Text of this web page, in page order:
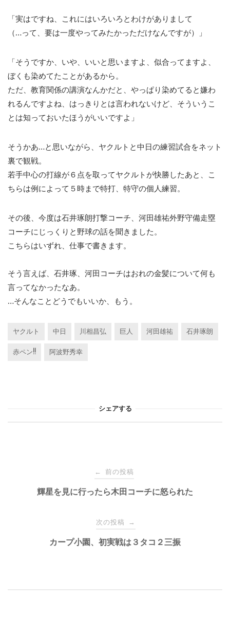
「実はですね、これにはいろいろとわけがありまして
（…って、要は一度やってみたかっただけなんですが）」
「そうですか、いや、いいと思いますよ、似合ってますよ、
ぼくも染めてたことがあるから。
ただ、教育関係の講演なんかだと、やっぱり染めてると嫌わ
れるんですよね、はっきりとは言われないけど、そういうこ
とは知っておいたほうがいいですよ」
そうかあ…と思いながら、ヤクルトと中日の練習試合をネット
裏で観戦。
若手中心の打線が６点を取ってヤクルトが快勝したあと、こ
ちらは例によって５時まで特打、特守の個人練習。
その後、今度は石井琢朗打撃コーチ、河田雄祐外野守備走塁
コーチにじっくりと野球の話を聞きました。
こちらはいずれ、仕事で書きます。
そう言えば、石井琢、河田コーチはおれの金髪について何も
言ってなかったなあ。
…そんなことどうでもいいか、もう。
ヤクルト 中日 川相昌弘 巨人 河田雄祐 石井琢朗
赤ペン!! 阿波野秀幸
シェアする
← 前の投稿
輝星を見に行ったら木田コーチに怒られた
次の投稿 →
カープ小園、初実戦は３タコ２三振